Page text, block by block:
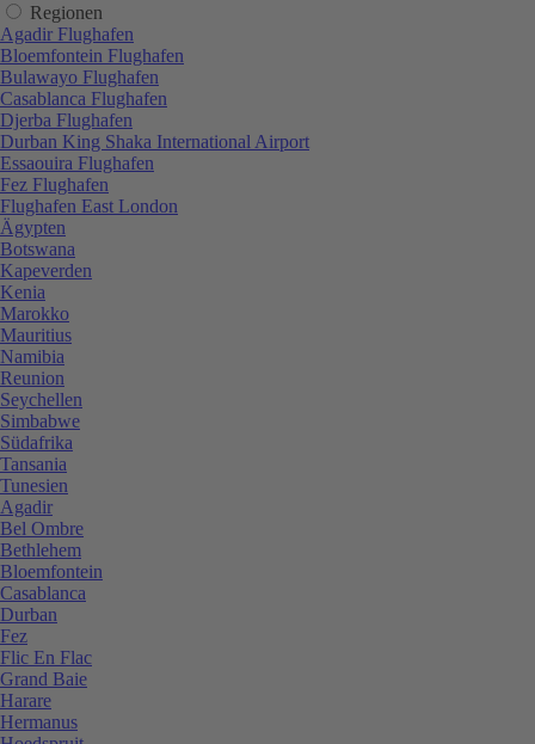
Regionen
Agadir Flughafen
Bloemfontein Flughafen
Bulawayo Flughafen
Casablanca Flughafen
Djerba Flughafen
Durban King Shaka International Airport
Essaouira Flughafen
Fez Flughafen
Flughafen East London
Ägypten
Botswana
Kapeverden
Kenia
Marokko
Mauritius
Namibia
Reunion
Seychellen
Simbabwe
Südafrika
Tansania
Tunesien
Agadir
Bel Ombre
Bethlehem
Bloemfontein
Casablanca
Durban
Fez
Flic En Flac
Grand Baie
Harare
Hermanus